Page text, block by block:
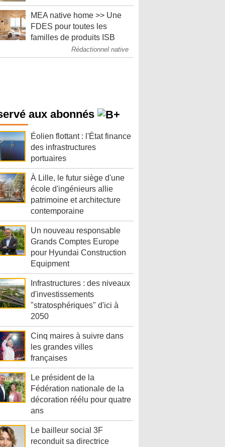
MEA native home >> Une
FDES pour toutes les
familles de produits ISB
Rédactionnel native
aux abonnés
Éolien flottant : l'État finance
des infrastructures
portuaires
À Lille, le futur siège d'une
école d'ingénieurs allie
patrimoine et architecture
contemporaine
Un nouveau responsable
Grands Comptes Europe
pour Hyundai Construction
Equipment
Infrastructures : des niveaux
d'investissements
"stratosphériques" d'ici à
2050
Cinq maires à suivre dans
les grandes villes
françaises
Le président de la
Fédération nationale de la
décoration réélu pour quatre
ans
Le bailleur social 3F
reconduit sa directrice